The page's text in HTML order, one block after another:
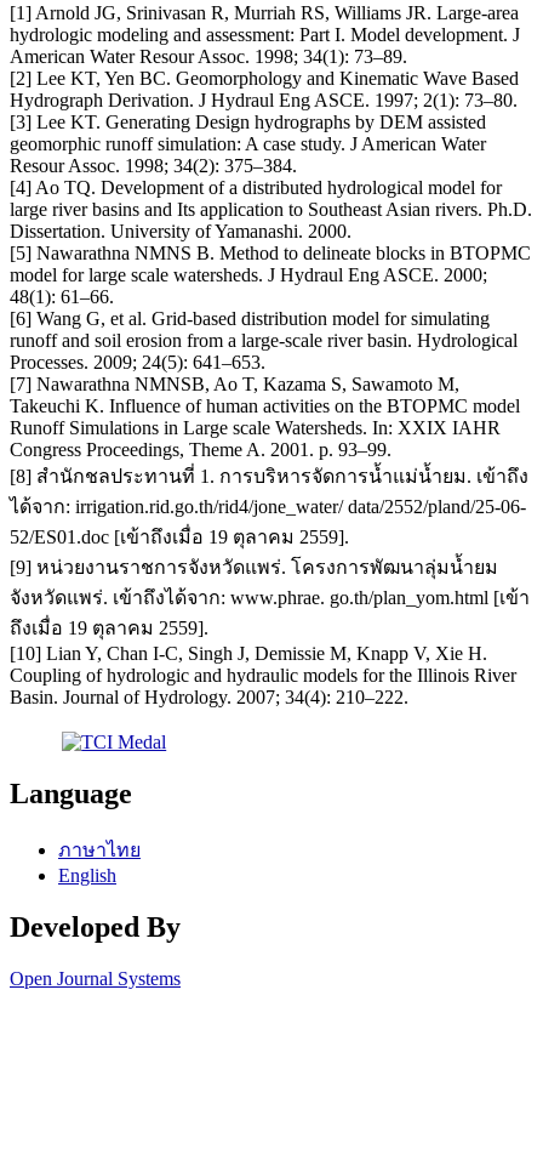
[1] Arnold JG, Srinivasan R, Murriah RS, Williams JR. Large-area
hydrologic modeling and assessment: Part I. Model development. J
American Water Resour Assoc. 1998; 34(1): 73–89.
[2] Lee KT, Yen BC. Geomorphology and Kinematic Wave Based
Hydrograph Derivation. J Hydraul Eng ASCE. 1997; 2(1): 73–80.
[3] Lee KT. Generating Design hydrographs by DEM assisted
geomorphic runoff simulation: A case study. J American Water
Resour Assoc. 1998; 34(2): 375–384.
[4] Ao TQ. Development of a distributed hydrological model for
large river basins and Its application to Southeast Asian rivers. Ph.D.
Dissertation. University of Yamanashi. 2000.
[5] Nawarathna NMNS B. Method to delineate blocks in BTOPMC
model for large scale watersheds. J Hydraul Eng ASCE. 2000;
48(1): 61–66.
[6] Wang G, et al. Grid-based distribution model for simulating
runoff and soil erosion from a large-scale river basin. Hydrological
Processes. 2009; 24(5): 641–653.
[7] Nawarathna NMNSB, Ao T, Kazama S, Sawamoto M,
Takeuchi K. Influence of human activities on the BTOPMC model
Runoff Simulations in Large scale Watersheds. In: XXIX IAHR
Congress Proceedings, Theme A. 2001. p. 93–99.
[8] สำนักชลประทานที่ 1. การบริหารจัดการน้ำแม่น้ำยม. เข้าถึง
ได้จาก: irrigation.rid.go.th/rid4/jone_water/ data/2552/pland/25-06-
52/ES01.doc [เข้าถึงเมื่อ 19 ตุลาคม 2559].
[9] หน่วยงานราชการจังหวัดแพร่. โครงการพัฒนาลุ่มน้ำยม
จังหวัดแพร่. เข้าถึงได้จาก: www.phrae. go.th/plan_yom.html [เข้า
ถึงเมื่อ 19 ตุลาคม 2559].
[10] Lian Y, Chan I-C, Singh J, Demissie M, Knapp V, Xie H.
Coupling of hydrologic and hydraulic models for the Illinois River
Basin. Journal of Hydrology. 2007; 34(4): 210–222.
Language
ภาษาไทย
English
Developed By
Open Journal Systems